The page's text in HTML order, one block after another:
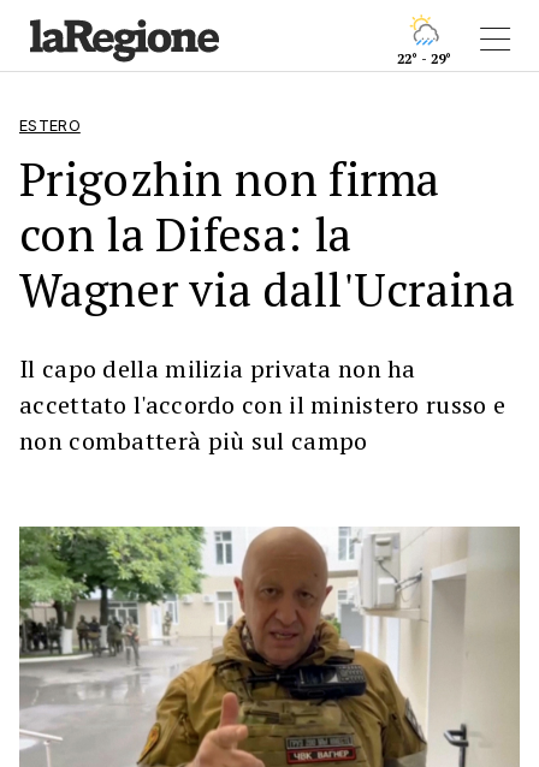
22° - 29°
ESTERO
Prigozhin non firma
con la Difesa: la
Wagner via dall'Ucraina
Il capo della milizia privata non ha
accettato l'accordo con il ministero russo e
non combatterà più sul campo